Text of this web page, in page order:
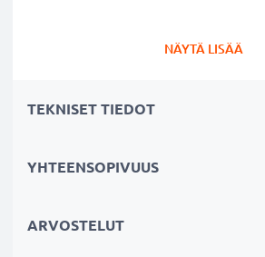
auton tupakansytyttimeen
ja murtumaton liitin
NÄYTÄ LISÄÄ
TEKNISET TIEDOT
YHTEENSOPIVUUS
ARVOSTELUT